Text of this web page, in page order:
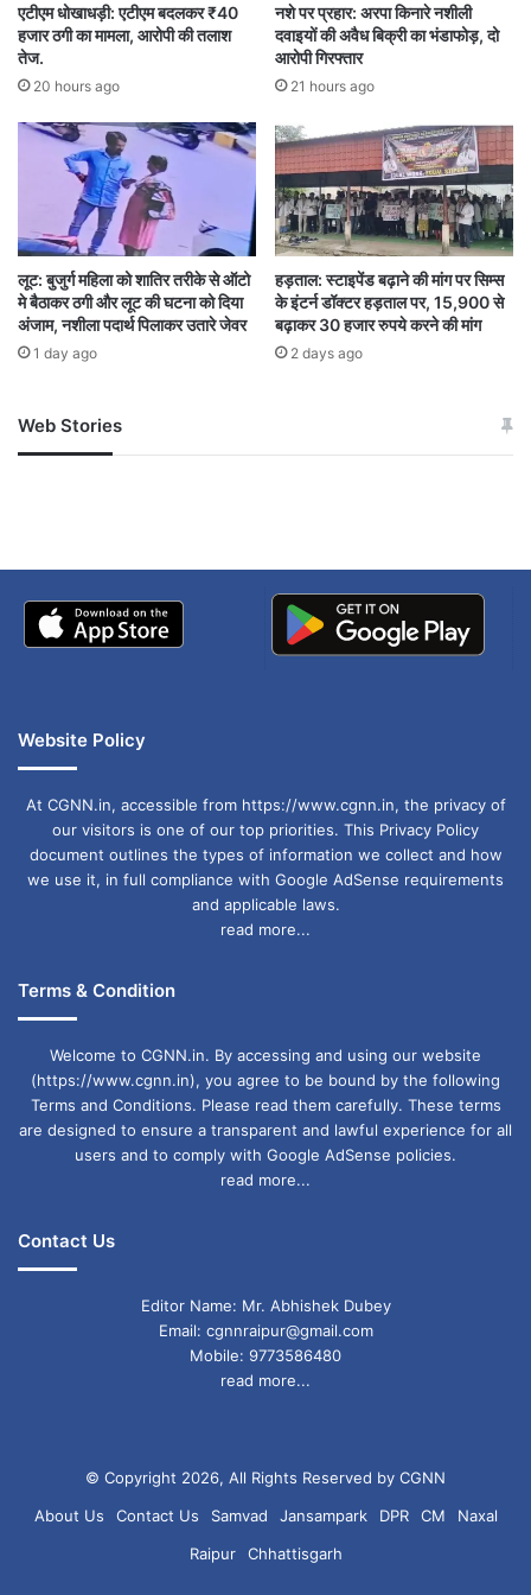
मुख्यमंत्री साय ने ‘स्वस्थ माता- तंदुरुस्त बच्चा’ अभियान की
सराहना करते हुए कहा कि यह पहल जिले में स्वास्थ्य और
पोषण के प्रति जागरूकता को बढ़ाएगी, साथ ही कुपोषण को
खत्म करने और गर्भवती माताओं, शिशुवती माताओं तथा 6
वर्ष तक के बच्चों के स्वास्थ्य में सुधार लाने में सहायक होगी।
'Healthy Mother - Healthy Child' Campaign
CHHATTISGRH
The district will be made malnutrition free
एटीएम धोखाधड़ी: एटीएम बदलकर ₹40
हजार ठगी का मामला, आरोपी की तलाश
तेज.
20 hours ago
नशे पर प्रहार: अरपा किनारे नशीली
दवाइयों की अवैध बिक्री का भंडाफोड़, दो
आरोपी गिरफ्तार
21 hours ago
लूट: बुजुर्ग महिला को शातिर तरीके से ऑटो
मे बैठाकर ठगी और लूट की घटना को दिया
अंजाम, नशीला पदार्थ पिलाकर उतारे जेवर
1 day ago
हड़ताल: स्टाइपेंड बढ़ाने की मांग पर सिम्स
के इंटर्न डॉक्टर हड़ताल पर, 15,900 से
बढ़ाकर 30 हजार रुपये करने की मांग
2 days ago
Web Stories
जम्मू-कश्मीर में बारिश से
अपडेट
खाई में धक्का… आरोपियों ने
Website Policy
At CGNN.in, accessible from https://www.cgnn.in, the privacy of
our visitors is one of our top priorities. This Privacy Policy
document outlines the types of information we collect and how
we use it, in full compliance with Google AdSense requirements
and applicable laws.
read more...
Terms & Condition
Welcome to CGNN.in. By accessing and using our website
(https://www.cgnn.in), you agree to be bound by the following
Terms and Conditions. Please read them carefully. These terms
are designed to ensure a transparent and lawful experience for all
users and to comply with Google AdSense policies.
read more...
Contact Us
Editor Name: Mr. Abhishek Dubey
Email: cgnnraipur@gmail.com
Mobile: 9773586480
read more...
© Copyright 2026, All Rights Reserved by CGNN
About Us
Contact Us Samvad Jansampark DPR CM
Naxal
Raipur
Chhattisgarh